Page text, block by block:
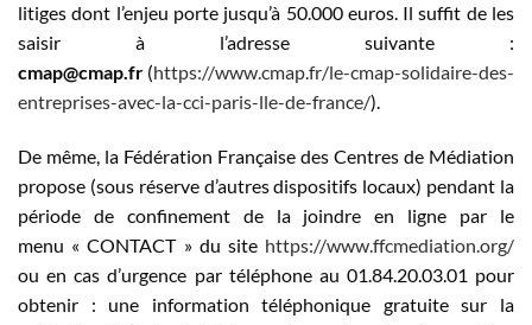
litiges dont l’enjeu porte jusqu’à 50.000 euros. Il suffit de les
saisir à l’adresse suivante :
cmap@cmap.fr (https://www.cmap.fr/le-cmap-solidaire-des-
entreprises-avec-la-cci-paris-lle-de-france/).
De même, la Fédération Française des Centres de Médiation
propose (sous réserve d’autres dispositifs locaux) pendant la
période de confinement de la joindre en ligne par le
menu « CONTACT » du site https://www.ffcmediation.org/
ou en cas d’urgence par téléphone au 01.84.20.03.01 pour
obtenir : une information téléphonique gratuite sur la